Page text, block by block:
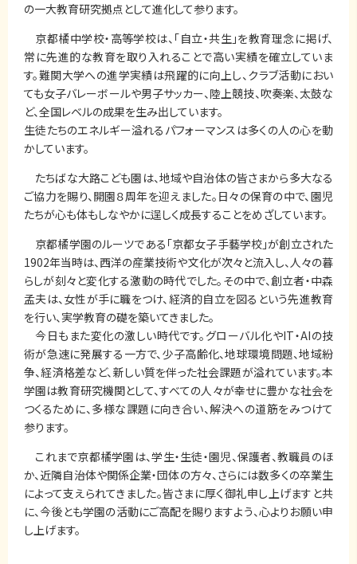
の一大教育研究拠点として進化して参ります。
京都橘中学校・高等学校は、「自立・共生」を教育理念に掲げ、
常に先進的な教育を取り入れることで高い実績を確立していま
す。難関大学への進学実績は飛躍的に向上し、クラブ活動におい
ても女子バレーボールや男子サッカー、陸上競技、吹奏楽、太鼓な
ど、全国レベルの成果を生み出しています。
生徒たちのエネルギー溢れるパフォーマンスは多くの人の心を動
かしています。
たちばな大路こども園は、地域や自治体の皆さまから多大なる
ご協力を賜り、開園８周年を迎えました。日々の保育の中で、園児
たちが心も体もしなやかに逞しく成長することをめざしています。
京都橘学園のルーツである「京都女子手藝学校」が創立された
1902年当時は、西洋の産業技術や文化が次々と流入し、人々の暮
らしが刻々と変化する激動の時代でした。その中で、創立者・中森
孟夫は、女性が手に職をつけ、経済的自立を図るという先進教育
を行い、実学教育の礎を築いてきました。
今日もまた変化の激しい時代です。グローバル化やIT・AIの技
術が急速に発展する一方で、少子高齢化、地球環境問題、地域紛
争、経済格差など、新しい質を伴った社会課題が溢れています。本
学園は教育研究機関として、すべての人々が幸せに豊かな社会を
つくるために、多様な課題に向き合い、解決への道筋をみつけて
参ります。
これまで京都橘学園は、学生・生徒・園児、保護者、教職員のほ
か、近隣自治体や関係企業・団体の方々、さらには数多くの卒業生
によって支えられてきました。皆さまに厚く御礼申し上げますと共
に、今後とも学園の活動にご高配を賜りますよう、心よりお願い申
し上げます。